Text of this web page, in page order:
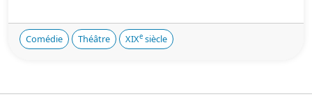
Comédie Théâtre XIXe siècle